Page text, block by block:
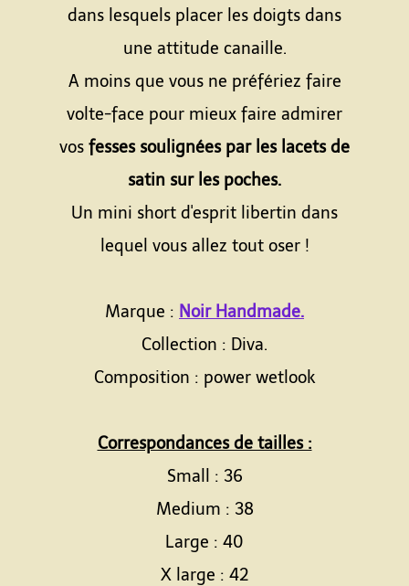
dans lesquels placer les doigts dans
une attitude canaille.
A moins que vous ne préfériez faire
volte-face pour mieux faire admirer
vos fesses soulignées par les lacets de
satin sur les poches.
Un mini short d'esprit libertin dans
lequel vous allez tout oser !
Marque : Noir Handmade.
Collection : Diva.
Composition : power wetlook
Correspondances de tailles :
Small : 36
Medium : 38
Large : 40
X large : 42